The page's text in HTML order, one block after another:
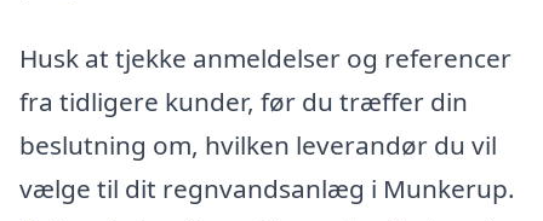
Husk at tjekke anmeldelser og referencer
fra tidligere kunder, før du træffer din
beslutning om, hvilken leverandør du vil
vælge til dit regnvandsanlæg i Munkerup.